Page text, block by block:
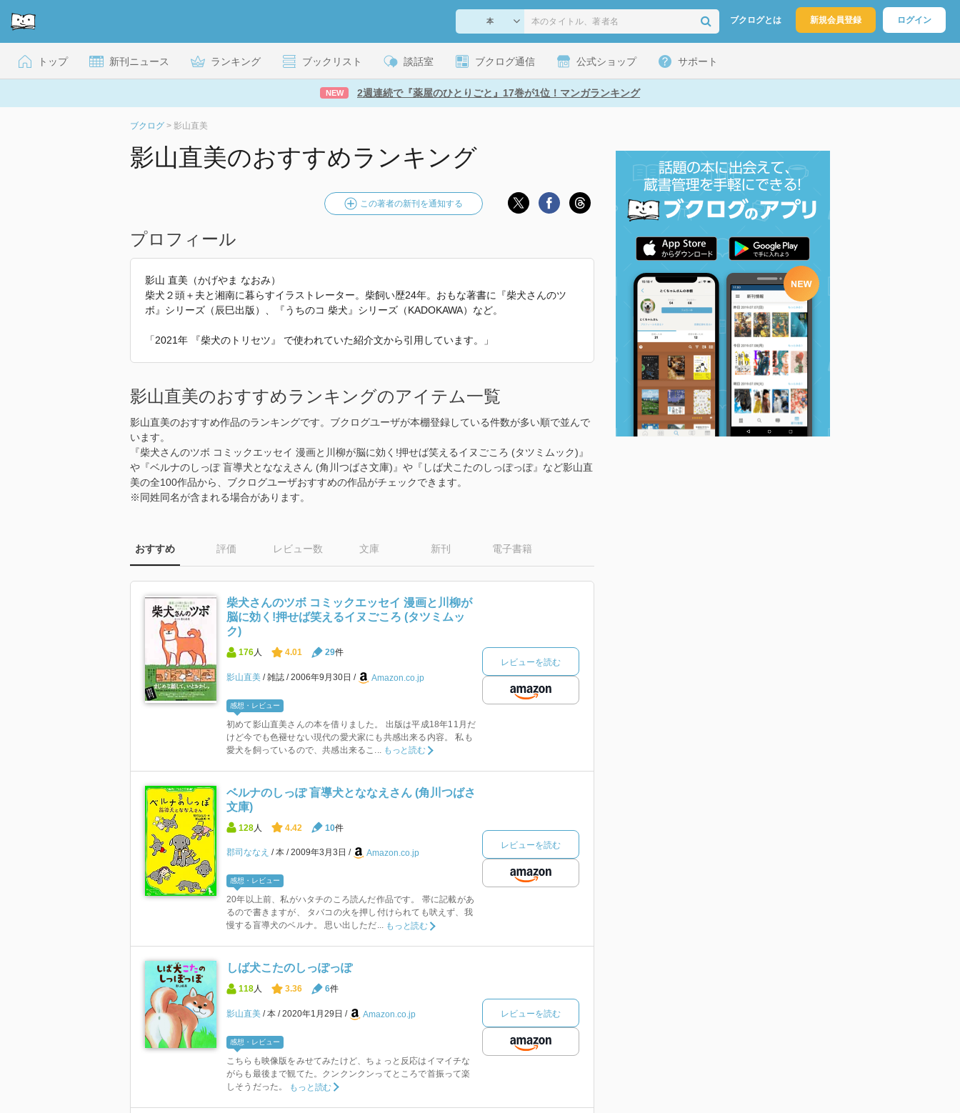
ブクログとは 新規会員登録 ログイン
トップ 新刊ニュース ランキング ブックリスト 談話室 ブクログ通信 公式ショップ サポート
NEW 2週連続で『薬屋のひとりごと』17巻が1位！マンガランキング
ブクログ > 影山直美
影山直美のおすすめランキング
この著者の新刊を通知する
プロフィール
影山 直美（かげやま なおみ）
柴犬２頭＋夫と湘南に暮らすイラストレーター。柴飼い歴24年。おもな著書に『柴犬さんのツ
ボ』シリーズ（辰巳出版）、『うちのコ 柴犬』シリーズ（KADOKAWA）など。
「2021年 『柴犬のトリセツ』 で使われていた紹介文から引用しています。」
影山直美のおすすめランキングのアイテム一覧
影山直美のおすすめ作品のランキングです。ブクログユーザが本棚登録している件数が多い順で並んで
います。
『柴犬さんのツボ コミックエッセイ 漫画と川柳が脳に効く!押せば笑えるイヌごころ (タツミムック)』
や『ベルナのしっぽ 盲導犬とななえさん (角川つばさ文庫)』や『しば犬こたのしっぽっぽ』など影山直
美の全100作品から、ブクログユーザおすすめの作品がチェックできます。
※同姓同名が含まれる場合があります。
おすすめ 評価 レビュー数 文庫 新刊 電子書籍
柴犬さんのツボ コミックエッセイ 漫画と川柳が
脳に効く!押せば笑えるイヌごころ (タツミムッ
ク)
176人 4.01 29件
影山直美 雑誌 2006年9月30日 Amazon.co.jp
感想・レビュー
初めて影山直美さんの本を借りました。 出版は平成18年11月だ
けど今でも色褪せない現代の愛犬家にも共感出来る内容。 私も
愛犬を飼っているので、共感出来るこ...
もっと読む
レビューを読む
ベルナのしっぽ 盲導犬とななえさん (角川つばさ
文庫)
128 人 4.42 10件
郡司ななえ 本 2009年3月3日 Amazon.co.jp
感想・レビュー
20年以上前、私がハタチのころ読んだ作品です。 帯に記載があ
るので書きますが、 タバコの火を押し付けられても吠えず、我
慢する盲導犬のベルナ。 思い出しただ... もっと読む
レビューを読む
しば犬こたのしっぽっぽ
118人 3.36 6件
影山直美 本 2020年1月29日 Amazon.co.jp
感想・レビュー
こちらも映像版をみせてみたけど、ちょっと反応はイマイチな
がらも最後まで観てた。クンクンクンってところで首振って楽
しそうだった。
もっと読む
レビューを読む